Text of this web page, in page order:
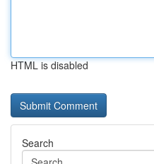
HTML is disabled
Search